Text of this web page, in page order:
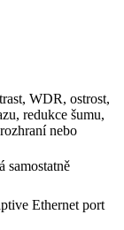
WDR, ostrost,
redukce šumu,
nebo
samostatně
Ethernet port